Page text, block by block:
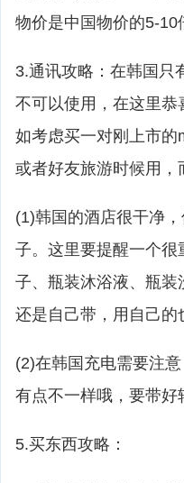
物价是中国物价的5-10
3.通讯攻略：在韩国只
不可以使用，在这里
如考虑买一对刚上市
或者好友旅游时候用
(1)韩国的酒店很干净
子。这里要提醒一个
子、瓶装沐浴液、瓶
还是自己带，用自己的
(2)在韩国充电需要注
有点不一样哦，要带
5.买东西攻略：